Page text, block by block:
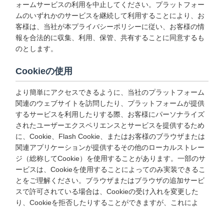
ォームサービスの利用を中止してください。プラットフォー
ムのいずれかのサービスを継続して利用することにより、お
客様は、当社が本プライバシーポリシーに従い、お客様の情
報を合法的に収集、利用、保管、共有することに同意するも
のとします。
Cookieの使用
より簡単にアクセスできるように、当社のプラットフォーム
関連のウェブサイトを訪問したり、プラットフォームが提供
するサービスを利用したりする際、お客様にパーソナライズ
されたユーザーエクスペリエンスとサービスを提供するため
に、Cookie、Flash Cookie、またはお客様のブラウザまたは
関連アプリケーションが提供するその他のローカルストレー
ジ（総称してCookie）を使用することがあります。一部のサ
ービスは、Cookieを使用することによってのみ実装できるこ
とをご理解ください。ブラウザまたはブラウザの追加サービ
スで許可されている場合は、Cookieの受け入れを変更した
り、Cookieを拒否したりすることができますが、これによ